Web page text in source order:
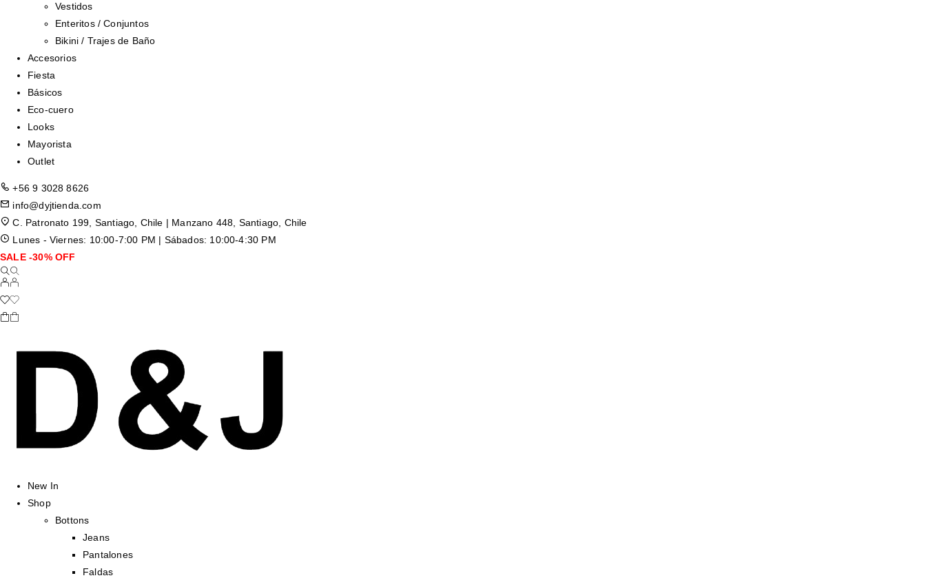
Vestidos
Enteritos / Conjuntos
Bikini / Trajes de Baño
Accesorios
Fiesta
Básicos
Eco-cuero
Looks
Mayorista
Outlet
+56 9 3028 8626
info@dyjtienda.com
C. Patronato 199, Santiago, Chile | Manzano 448, Santiago, Chile
Lunes - Viernes: 10:00-7:00 PM | Sábados: 10:00-4:30 PM
SALE -30% OFF
New In
Shop
Bottons
Jeans
Pantalones
Faldas